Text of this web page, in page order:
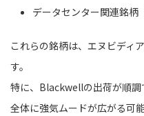
データセンター関連銘柄
これらの銘柄は、エヌビディ
す。
特に、Blackwellの出荷が順
全体に強気ムードが広がる可